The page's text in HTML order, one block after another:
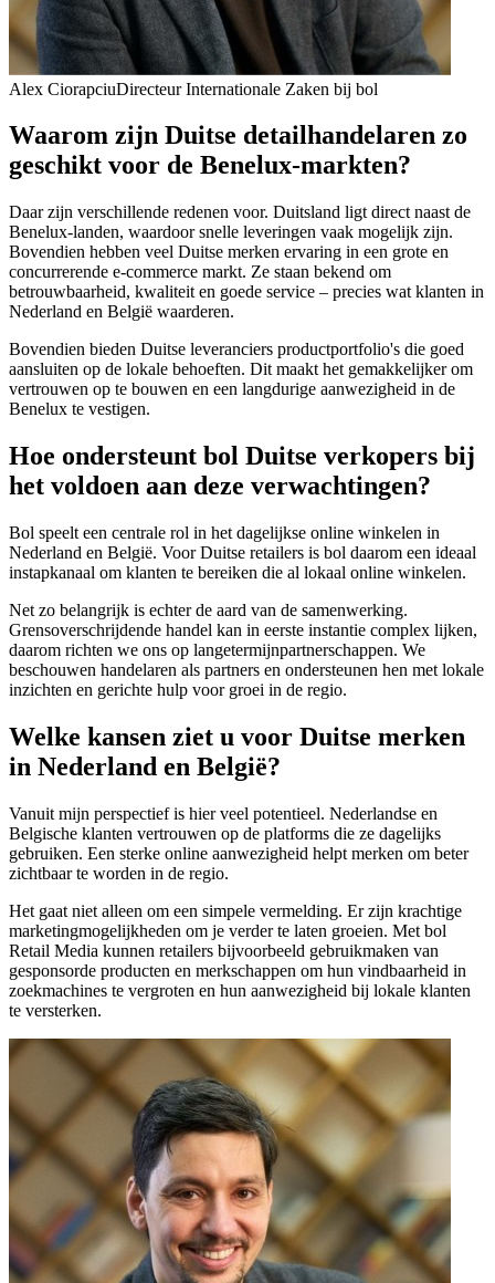
Alex CiorapciuDirecteur Internationale Zaken bij bol
Waarom zijn Duitse detailhandelaren zo
geschikt voor de Benelux-markten?
Daar zijn verschillende redenen voor. Duitsland ligt direct naast de
Benelux-landen, waardoor snelle leveringen vaak mogelijk zijn.
Bovendien hebben veel Duitse merken ervaring in een grote en
concurrerende e-commerce markt. Ze staan bekend om
betrouwbaarheid, kwaliteit en goede service – precies wat klanten in
Nederland en België waarderen.
Bovendien bieden Duitse leveranciers productportfolio's die goed
aansluiten op de lokale behoeften. Dit maakt het gemakkelijker om
vertrouwen op te bouwen en een langdurige aanwezigheid in de
Benelux te vestigen.
Hoe ondersteunt bol Duitse verkopers bij
het voldoen aan deze verwachtingen?
Bol speelt een centrale rol in het dagelijkse online winkelen in
Nederland en België. Voor Duitse retailers is bol daarom een ideaal
instapkanaal om klanten te bereiken die al lokaal online winkelen.
Net zo belangrijk is echter de aard van de samenwerking.
Grensoverschrijdende handel kan in eerste instantie complex lijken,
daarom richten we ons op langetermijnpartnerschappen. We
beschouwen handelaren als partners en ondersteunen hen met lokale
inzichten en gerichte hulp voor groei in de regio.
Welke kansen ziet u voor Duitse merken
in Nederland en België?
Vanuit mijn perspectief is hier veel potentieel. Nederlandse en
Belgische klanten vertrouwen op de platforms die ze dagelijks
gebruiken. Een sterke online aanwezigheid helpt merken om beter
zichtbaar te worden in de regio.
Het gaat niet alleen om een simpele vermelding. Er zijn krachtige
marketingmogelijkheden om je verder te laten groeien. Met bol
Retail Media kunnen retailers bijvoorbeeld gebruikmaken van
gesponsorde producten en merkschappen om hun vindbaarheid in
zoekmachines te vergroten en hun aanwezigheid bij lokale klanten
te versterken.